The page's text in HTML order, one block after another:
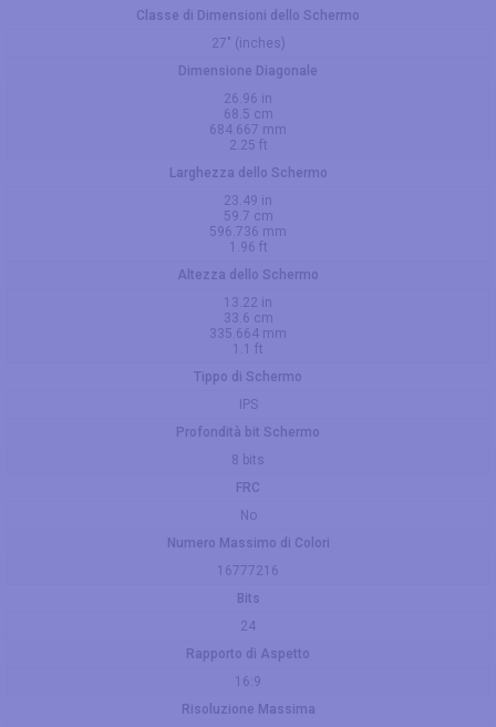
Classe di Dimensioni dello Schermo
27" (inches)
Dimensione Diagonale
26.96 in
68.5 cm
684.667 mm
2.25 ft
Larghezza dello Schermo
23.49 in
59.7 cm
596.736 mm
1.96 ft
Altezza dello Schermo
13.22 in
33.6 cm
335.664 mm
1.1 ft
Tippo di Schermo
IPS
Profondità bit Schermo
8 bits
FRC
No
Numero Massimo di Colori
16777216
Bits
24
Rapporto di Aspetto
16:9
Risoluzione Massima